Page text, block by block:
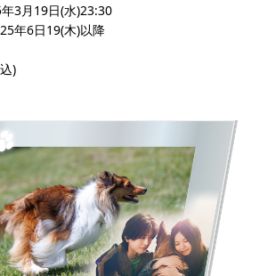
3月19日(水)23:30
年6日19(木)以降
)